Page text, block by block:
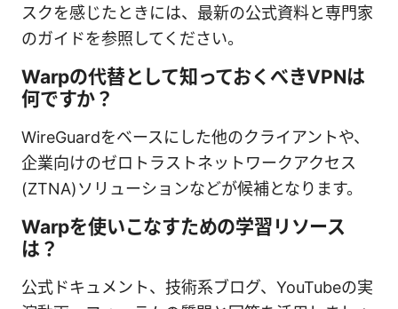
スクを感じたときには、最新の公式資料と専門家
のガイドを参照してください。
Warpの代替として知っておくべきVPNは
何ですか？
WireGuardをベースにした他のクライアントや、
企業向けのゼロトラストネットワークアクセス
(ZTNA)ソリューションなどが候補となります。
Warpを使いこなすための学習リソース
は？
公式ドキュメント、技術系ブログ、YouTubeの実